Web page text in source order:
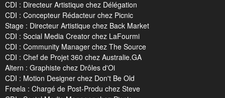
CDI : Directeur Artistique chez Délégation
CDI : Concepteur Rédacteur chez Picnic
Stage : Directeur Artistique chez Back Market
CDI : Social Media Creator chez LaFourmi
CDI : Community Manager chez The Source
CDI : Chef de Projet 360 chez Australie.GA
Altern : Graphiste chez Drôles d'Oi
CDI : Motion Designer chez Don't Be Old
Freela : Chargé de Post-Produ chez Steve